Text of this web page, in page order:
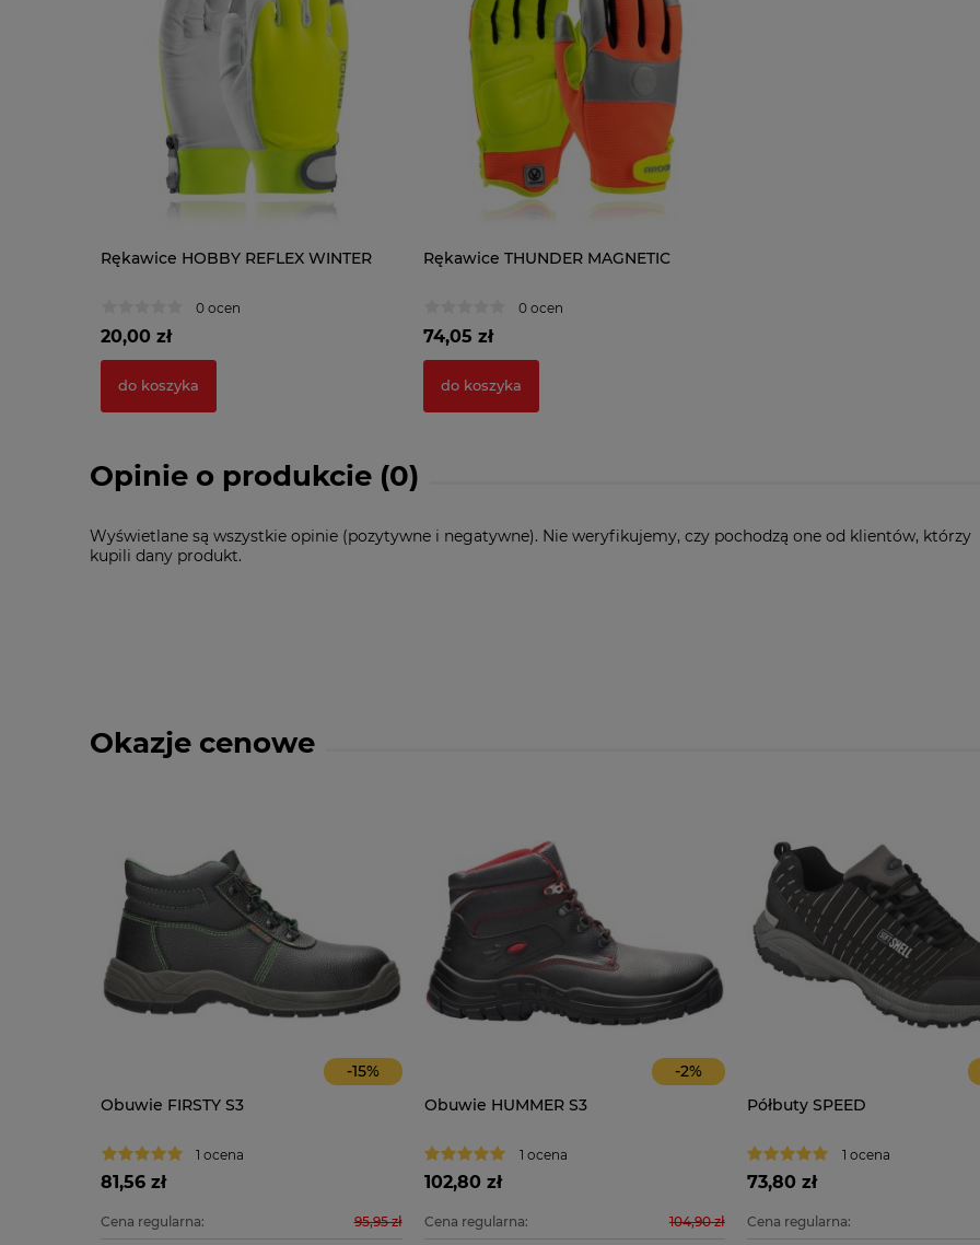
Rękawice HOBBY REFLEX WINTER
0 ocen
20,00 zł
do koszyka
Rękawice THUNDER MAGNETIC
0 ocen
74,05 zł
do koszyka
Opinie o produkcie (0)
Wyświetlane są wszystkie opinie (pozytywne i negatywne). Nie weryfikujemy, czy pochodzą one od klientów, którzy
kupili dany produkt.
Okazje cenowe
-15%
Obuwie FIRSTY S3
1 ocena
81,56 zł
Cena regularna: 95,95 zł
-2%
Obuwie HUMMER S3
1 ocena
102,80 zł
Cena regularna: 104,90 zł
Półbuty SPEED
1 ocena
73,80 zł
Cena regularna: